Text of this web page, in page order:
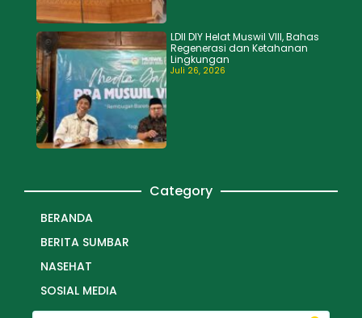
LDII DIY Helat Muswil VIII, Bahas
Regenerasi dan Ketahanan
Lingkungan
Juli 26, 2026
Category
BERANDA
BERITA SUMBAR
NASEHAT
SOSIAL MEDIA